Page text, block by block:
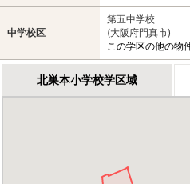
中学校区
第五中学校
(大阪府門真市)
この学区の他の物
北巣本小学校学区域